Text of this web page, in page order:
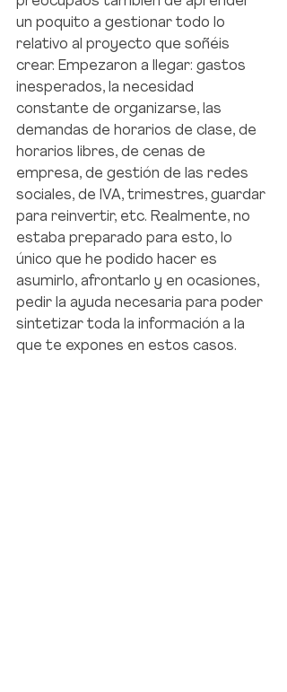
un poquito a gestionar todo lo
relativo al proyecto que soñéis
crear. Empezaron a llegar: gastos
inesperados, la necesidad
constante de organizarse, las
demandas de horarios de clase, de
horarios libres, de cenas de
empresa, de gestión de las redes
sociales, de IVA, trimestres, guardar
para reinvertir, etc. Realmente, no
estaba preparado para esto, lo
único que he podido hacer es
asumirlo, afrontarlo y en ocasiones,
pedir la ayuda necesaria para poder
sintetizar toda la información a la
que te expones en estos casos.